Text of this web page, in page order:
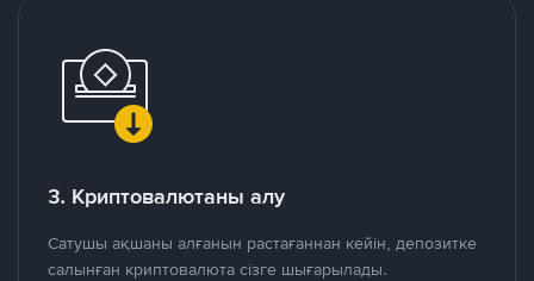
3. Криптовалютаны алу
Сатушы ақшаны алғанын растағаннан кейін, депозитке
салынған криптовалюта сізге шығарылады.